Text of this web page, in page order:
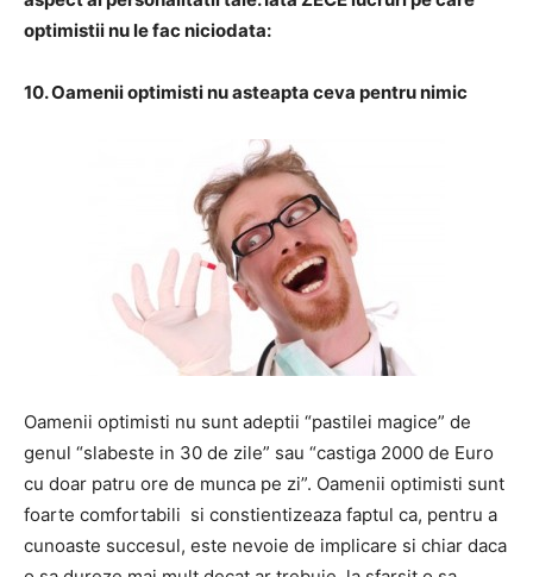
optimistii nu le fac niciodata:
10. Oamenii optimisti nu asteapta ceva pentru nimic
Oamenii optimisti nu sunt adeptii “pastilei magice” de
genul “slabeste in 30 de zile” sau “castiga 2000 de Euro
cu doar patru ore de munca pe zi”. Oamenii optimisti sunt
foarte comfortabili si constientizeaza faptul ca, pentru a
cunoaste succesul, este nevoie de implicare si chiar daca